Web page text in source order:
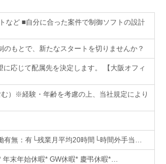
など ■自分に合った案件で制御ソフトの設計
もとで、新たなスタートを切りませんか？
応じて配属先を決定します。 【大阪オフィ
）※経験・年齢を考慮の上、当社規定により
有無：有└残業月平均20時間└時間外手当…
末年始休暇* GW休暇* 慶弔休暇*…